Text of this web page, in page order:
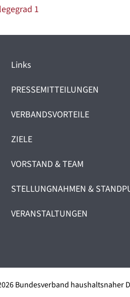
1
Links
PRESSEMITTEILUNGEN
VERBANDSVORTEILE
ZIELE
VORSTAND & TEAM
STELLUNGNAHMEN &
VERANSTALTUNGEN
Bundesverband haushaltsnaher